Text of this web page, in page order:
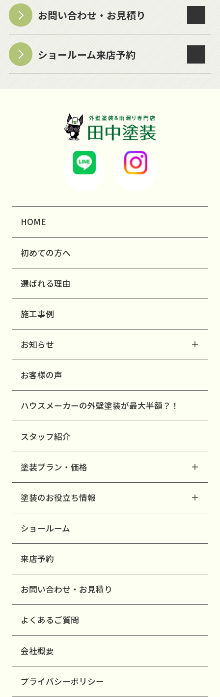
お問い合わせ・お見積り
ショールーム来店予約
HOME
初めての方へ
選ばれる理由
施工事例
お知らせ
お客様の声
ハウスメーカーの外壁塗装が最大半額？！
スタッフ紹介
塗装プラン・価格
塗装のお役立ち情報
ショールーム
来店予約
お問い合わせ・お見積り
よくあるご質問
会社概要
プライバシーポリシー